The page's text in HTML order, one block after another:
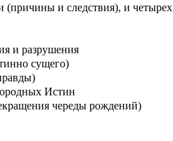
(причины и следствия), и
и разрушения
сущего)
Истин
череды рождений)